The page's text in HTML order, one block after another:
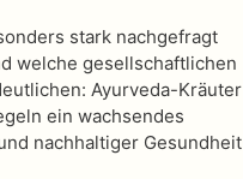
stark nachgefragt
welche gesellschaftlichen
Ayurveda-Kräuter
ein wachsendes
nachhaltiger Gesundheit